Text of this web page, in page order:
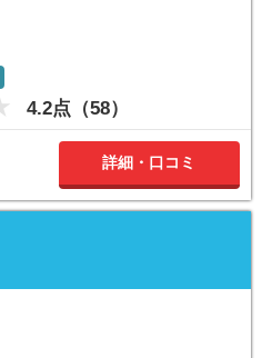
4.2点（58）
詳細・口コミ